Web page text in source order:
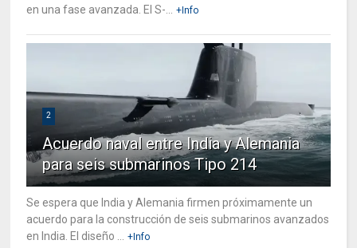
en una fase avanzada. El S-...
+Info
2
Acuerdo naval entre India y Alemania
para seis submarinos Tipo 214
Se espera que India y Alemania firmen próximamente un
acuerdo para la construcción de seis submarinos avanzados
en India. El diseño ...
+Info